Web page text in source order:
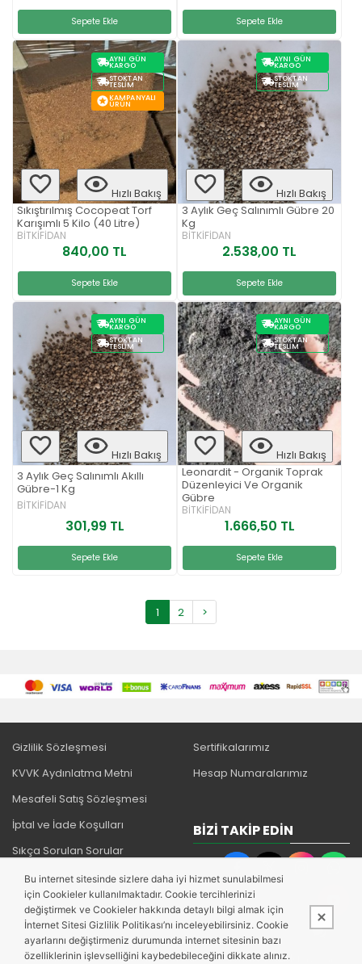
Sepete Ekle Sepete Ekle
AYNI GÜN
KARGO
STOKTAN
TESLIM
KAMPANYALI
ÜRÜN
Hızlı Bakış
Sıkıştırılmış Cocopeat Torf
Karışımlı 5 Kilo (40 Litre)
BİTKİFİDAN
840,00 TL
Sepete Ekle
AYNI GÜN
KARGO
STOKTAN
TESLIM
Hızlı Bakış
3 Aylık Geç Salınımlı Gübre 20
Kg
BİTKİFİDAN
2.538,00 TL
Sepete Ekle
AYNI GÜN
KARGO
STOKTAN
TESLIM
Hızlı Bakış
3 Aylık Geç Salınımlı Akıllı
Gübre-1 Kg
BİTKİFİDAN
301,99 TL
Sepete Ekle
AYNI GÜN
KARGO
STOKTAN
TESLIM
Hızlı Bakış
Leonardit - Organik Toprak
Düzenleyici Ve Organik
Gübre
BİTKİFİDAN
1.666,50 TL
Sepete Ekle
1 2 >
Gizlilik Sözleşmesi
KVVK Aydınlatma Metni
Mesafeli Satış Sözleşmesi
İptal ve İade Koşulları
Sıkça Sorulan Sorular
Sertifikalarımız
Hesap Numaralarımız
BIZI TAKIP EDIN
Bu site,PobolEti®Entegre E-ticaret Sistemi ile hazırlanmıştır.
Bu internet sitesinde sizlere daha iyi hizmet sunulabilmesi
için Cookieler kullanılmaktadır. Cookie tercihlerinizi
değiştirmek ve Cookieler hakkında detaylı bilgi almak için
İnternet Sitesi Gizlilik Politikası’nı inceleyebilirsiniz. Cookie
ayarlarını değiştirmeniz durumunda internet sitesinin bazı
özelliklerinin işlevselliğini kaybedebileceğini dikkate alınız.